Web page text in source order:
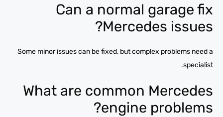
Can a normal garage fix
Mercedes issues?
Some minor issues can be fixed, but complex problems need a
specialist.
What are common Mercedes
engine problems?